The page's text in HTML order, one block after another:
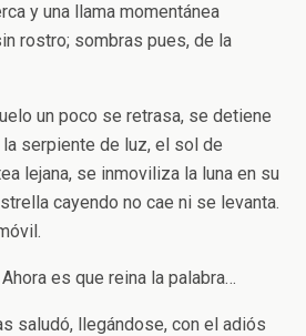
y una llama momentánea
rostro; sombras pues, de la
un poco se retrasa, se detiene
serpiente de luz, el sol de
lejana, se inmoviliza la luna en su
cayendo no cae ni se levanta.
es que reina la palabra…
saludó, llegándose, con el adiós